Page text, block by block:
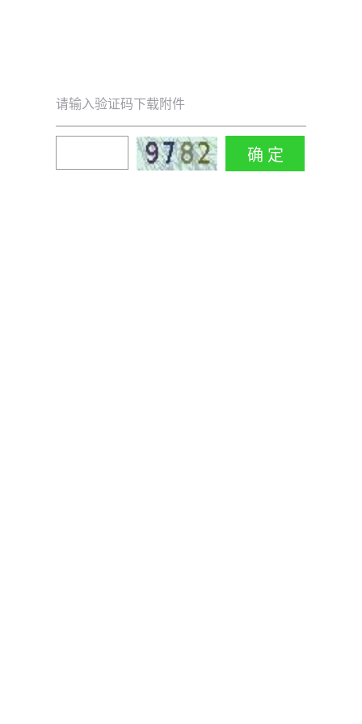
请输入验证码下载附件